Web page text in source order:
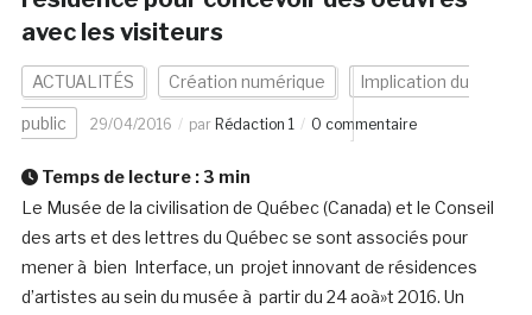
avec les visiteurs
ACTUALITÉS Création numérique Implication du
public 29/04/2016 par Rédaction 1 0 commentaire
Temps de lecture : 3 min
Le Musée de la civilisation de Québec (Canada) et le Conseil
des arts et des lettres du Québec se sont associés pour
mener à bien Interface, un projet innovant de résidences
d’artistes au sein du musée à partir du 24 aoà»t 2016. Un